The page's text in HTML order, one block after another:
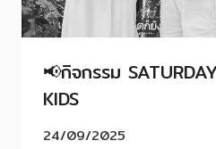
📢กิจกรรม
KIDS
24/09/2025